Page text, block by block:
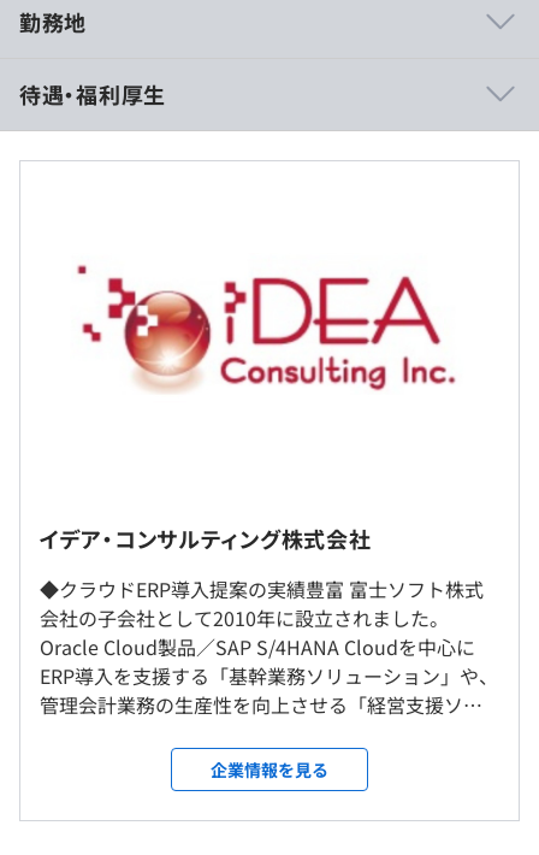
例）業務コンサルタント／PM／技術スペシャリストなど
◎Oracle社／SAP社の豊富な研修と当社のノウハウでキャ
リアアップをサポートします。
勤務地
～8割が在宅勤務です。
※お客様先プロジェクト参画により、顧客訪問（週1回程
度）あり。
＜転勤＞
待遇・福利厚生
一般職は月給制。残業代は1分単位でお支払い致します。
＜月給＞
300,000円〜
＜給与補足＞
予定年収はあくまでも目安の金額であり、選考を通じて上
下する可能性があります。
は年収提示額を保証するものではありません）
イデア・コンサルティング株式会社
◆クラウドERP導入提案の実績豊富 富士ソフト株式
会社の子会社として2010年に設立されました。
Oracle Cloud製品／SAP S/4HANA Cloudを中心に
ERP導入を支援する「基幹業務ソリューション」や、
管理会計業務の生産性を向上させる「経営支援ソリ
まで一気通貫の体制が強みです。 ◆リーディングカ
ンパニーを目指す ERPを専門に扱うITコンサルティ
ング会社として、富士ソフトグループの中で独自性
企業情報を見る